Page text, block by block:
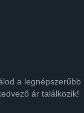
a
ár találkozik!